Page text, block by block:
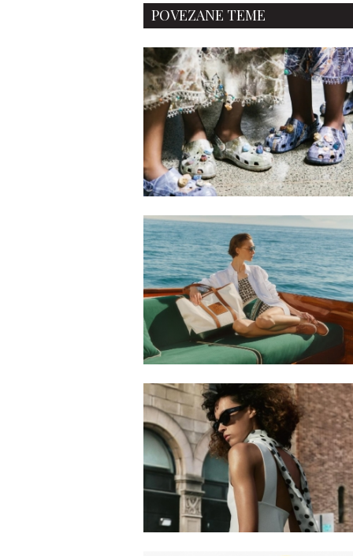
POVEZANE TEME